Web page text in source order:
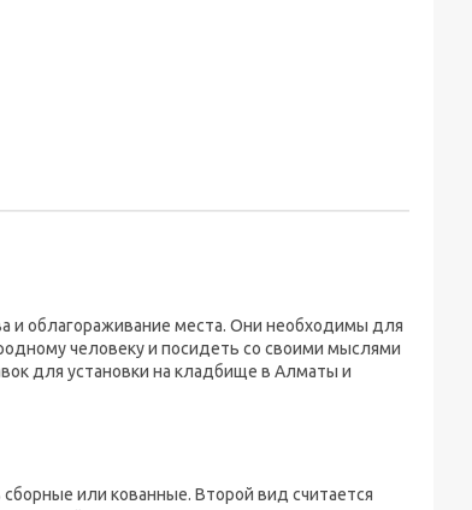
и облагораживание места. Они необходимы для
человеку и посидеть со своими мыслями
для установки на кладбище в Алматы и
или кованные. Второй вид считается